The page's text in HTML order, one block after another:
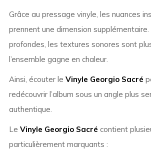
Grâce au pressage vinyle, les nuances
prennent une dimension
profondes, les textures sonores sont
l’ensemble gagne en chaleur.
Ainsi, écouter le Vinyle Georgio Sacré
redécouvrir l’album sous un angle plus
authentique.
Le Vinyle Georgio Sacré contient
particulièrement marquants :